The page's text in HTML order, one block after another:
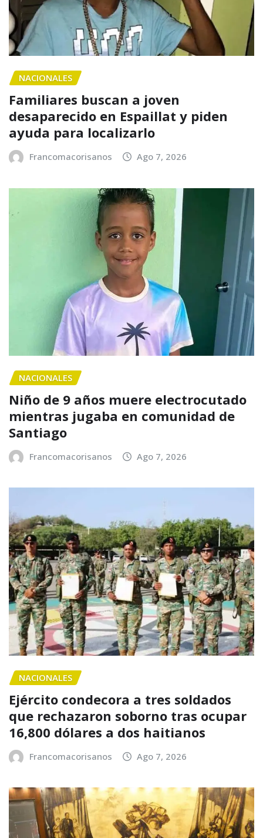
NACIONALES
Familiares buscan a joven
desaparecido en Espaillat y piden
ayuda para localizarlo
Francomacorisanos Ago 7, 2026
NACIONALES
Niño de 9 años muere electrocutado
mientras jugaba en comunidad de
Santiago
Francomacorisanos Ago 7, 2026
NACIONALES
Ejército condecora a tres soldados
que rechazaron soborno tras ocupar
16,800 dólares a dos haitianos
Francomacorisanos Ago 7, 2026